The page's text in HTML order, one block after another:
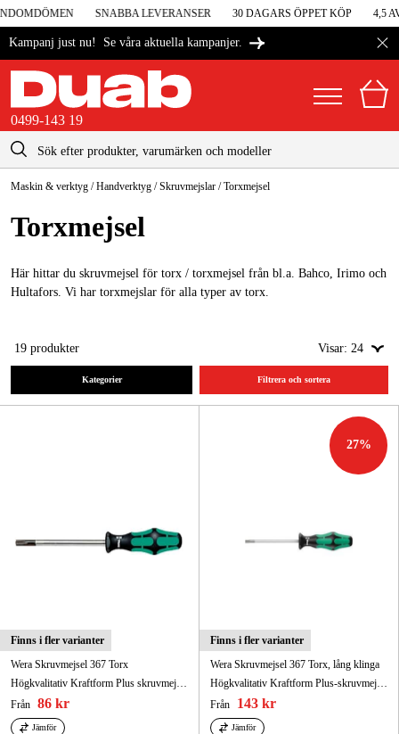
SNABBA LEVERANSER 30 DAGARS ÖPPET KÖP 4,5 AV
Kampanj just nu! Se våra aktuella kampanjer.
0499-143 19
Sverige
Danmark
Suomi
Deutschland
Maskiner & verktyg
Garage & verkstad
Arbetskläder & skydd
El & bygg
Våra varumärken
Kontakt & Öppettider
FAQ
kontakt@duab.se
Maskin & verktyg /Handverktyg /Skruvmejslar /Torxmejsel
Torxmejsel
Här hittar du skruvmejsel för torx / torxmejsel från bl.a. Bahco, Irimo och
Hultafors. Vi har torxmejslar för alla typer av torx.
19 produkter Visar: 24
Kategorier Filtrera och sortera
Finns i fler varianter
Wera Skruvmejsel 367 Torx
Högkvalitativ Kraftform Plus skruvmejsel.
Från 86 kr
Jämför
27%
Finns i fler varianter
Wera Skruvmejsel 367 Torx, lång klinga
Högkvalitativ Kraftform Plus-skruvmejsel.
Från
143 kr
Jämför